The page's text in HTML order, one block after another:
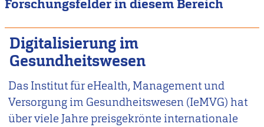
Forschungsfelder in diesem Bereich
Digitalisierung im
Gesundheitswesen
Das Institut für eHealth, Management und
Versorgung im Gesundheitswesen (IeMVG) hat
über viele Jahre preisgekrönte internationale